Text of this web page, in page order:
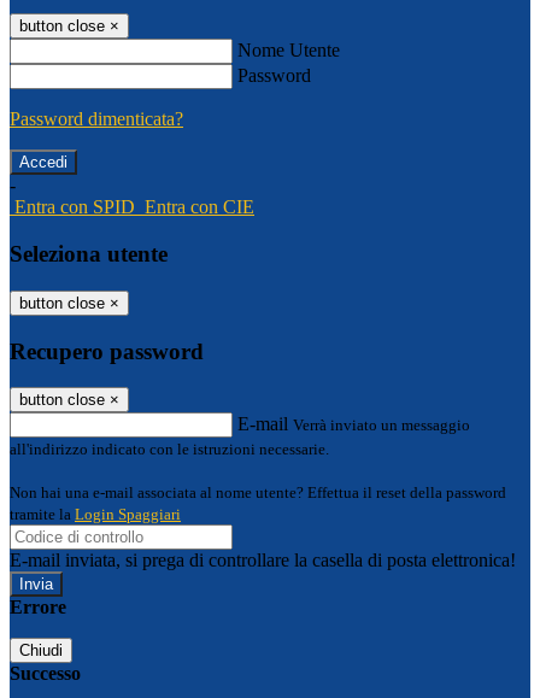
button close ×
Nome Utente
Password
Password dimenticata?
-
Entra con SPID Entra con CIE
Seleziona utente
button close ×
Recupero password
button close ×
E-mail Verrà inviato un messaggio
all'indirizzo indicato con le istruzioni necessarie.
Non hai una e-mail associata al nome utente? Effettua il reset della password
tramite la Login Spaggiari
E-mail inviata, si prega di controllare la casella di posta elettronica!
Errore
Chiudi
Successo